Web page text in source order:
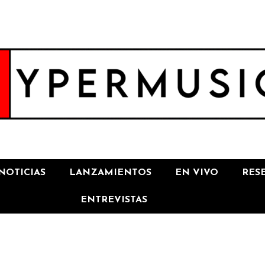
LANZAMIENTOS EN VIVO
ENTREVISTAS